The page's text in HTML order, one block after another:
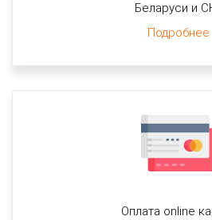
Беларуси и
Подробнее
Оплата online